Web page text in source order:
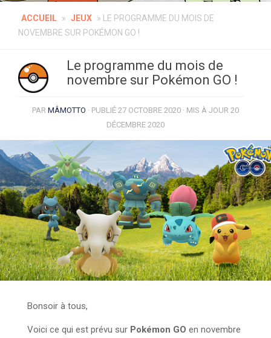
ACCUEIL » JEUX »
LE PROGRAMME DU MOIS DE
NOVEMBRE SUR POKÉMON GO !
Le programme du mois de
novembre sur Pokémon GO !
PAR MÂMOTTO · PUBLIÉ 27 OCTOBRE 2020 · MIS À JOUR 20
DÉCEMBRE 2020
Bonsoir à tous,
Voici ce qui est prévu sur Pokémon GO en novembre